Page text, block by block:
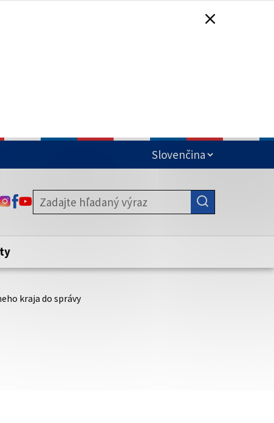
Zabezpečená stránka vždy začína
webového sídla.
ODKAZ SA OTVORÍ NA NOVEJ KARTE
ODKAZ SA OTVORÍ NA NOVEJ KARTE
ODKAZ SA OTVORÍ NA NOVEJ KARTE
kraja do správy